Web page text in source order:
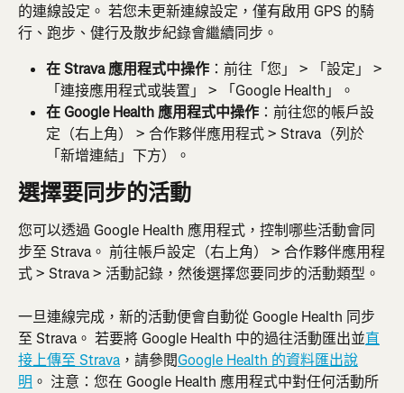
的連線設定。 若您未更新連線設定，僅有啟用 GPS 的騎
行、跑步、健行及散步紀錄會繼續同步。
在 Strava 應用程式中操作 ：前往「您」 > 「設定」 >
「連接應用程式或裝置」 > 「Google Health」。
在 Google Health 應用程式中操作 ：前往您的帳戶設
定（右上角） > 合作夥伴應用程式 > Strava（列於
「新增連結」下方）。
選擇要同步的活動
您可以透過 Google Health 應用程式，控制哪些活動會同
步至 Strava。 前往帳戶設定（右上角） > 合作夥伴應用程
式 > Strava > 活動記錄，然後選擇您要同步的活動類型。
一旦連線完成，新的活動便會自動從 Google Health 同步
至 Strava。 若要將 Google Health 中的過往活動匯出並直
接上傳至 Strava ，請參閱Google Health 的資料匯出說
明 。 注意：您在 Google Health 應用程式中對任何活動所